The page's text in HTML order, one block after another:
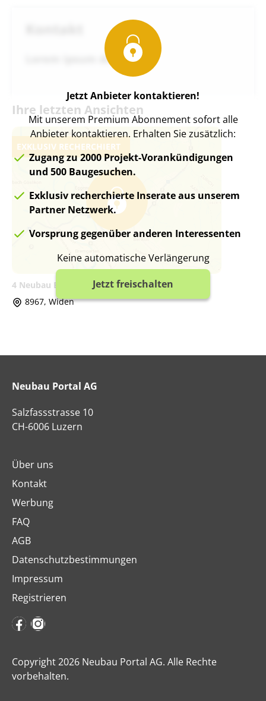
Lorem ipsum do
Jetzt Anbieter kontaktieren!
Mit unserem Premium Abonnement sofort alle
Anbieter kontaktieren. Erhalten Sie zusätzlich:
Zugang zu 2000 Projekt-Vorankündigungen
und 500 Baugesuchen.
Exklusiv recherchierte Inserate aus unserem
Partner Netzwerk.
Vorsprung gegenüber anderen Interessenten
Keine automatische Verlängerung
Jetzt freischalten
Ihre letzten Ansichten
EXKLUSIV RECHERCHIERT
4 Neubau Eigentumswohnungen in Widen
8967, Widen
Neubau Portal AG
Salzfassstrasse 10
CH-6006 Luzern
Über uns
Kontakt
Werbung
FAQ
AGB
Datenschutzbestimmungen
Impressum
Registrieren
Copyright 2026 Neubau Portal AG. Alle Rechte
vorbehalten.